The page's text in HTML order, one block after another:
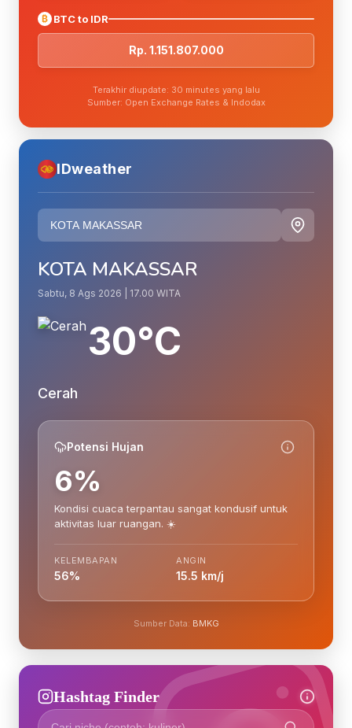
₿ BTC to IDR
Rp. 1.151.807.000
Terakhir diupdate: 30 minutes yang lalu
Sumber: Open Exchange Rates & Indodax
IDweather
KOTA MAKASSAR
Sabtu, 8 Ags 2026 | 17.00 WITA
30°C
Cerah
Potensi Hujan
6%
Kondisi cuaca terpantau sangat kondusif untuk
aktivitas luar ruangan. ☀️
KELEMBAPAN
56%
ANGIN
15.5 km/j
Sumber Data: BMKG
Hashtag Finder